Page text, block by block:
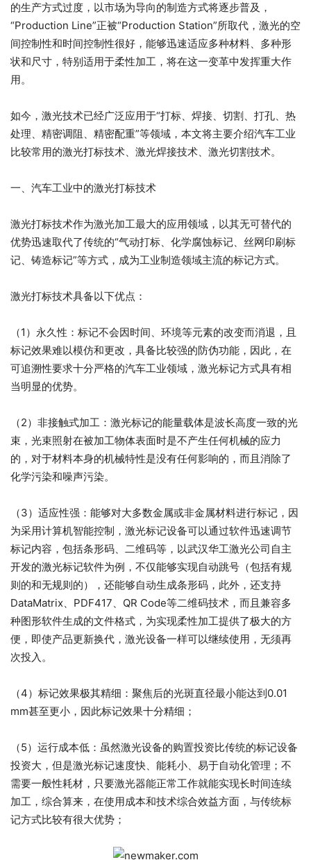
的生产方式过度，以市场为导向的制造方式将逐步普及，
“Production Line”正被“Production Station”所取代，激光的空
间控制性和时间控制性很好，能够迅速适应多种材料、多种形
状和尺寸，特别适用于柔性加工，将在这一变革中发挥重大作
用。
如今，激光技术已经广泛应用于“打标、焊接、切割、打孔、热
处理、精密调阻、精密配重”等领域，本文将主要介绍汽车工业
比较常用的激光打标技术、激光焊接技术、激光切割技术。
一、汽车工业中的激光打标技术
激光打标技术作为激光加工最大的应用领域，以其无可替代的
优势迅速取代了传统的“气动打标、化学腐蚀标记、丝网印刷标
记、铸造标记”等方式，成为工业制造领域主流的标记方式。
激光打标技术具备以下优点：
（1）永久性：标记不会因时间、环境等元素的改变而消退，且
标记效果难以模仿和更改，具备比较强的防伪功能，因此，在
可追溯性要求十分严格的汽车工业领域，激光标记方式具有相
当明显的优势。
（2）非接触式加工：激光标记的能量载体是波长高度一致的光
束，光束照射在被加工物体表面时是不产生任何机械的应力
的，对于材料本身的机械特性是没有任何影响的，而且消除了
化学污染和噪声污染。
（3）适应性强：能够对大多数金属或非金属材料进行标记，因
为采用计算机智能控制，激光标记设备可以通过软件迅速调节
标记内容，包括条形码、二维码等，以武汉华工激光公司自主
开发的激光标记软件为例，不仅能够实现自动跳号（包括有规
则的和无规则的），还能够自动生成条形码，此外，还支持
DataMatrix、PDF417、QR Code等二维码技术，而且兼容多
种图形软件生成的文件格式，为实现柔性加工提供了极大的方
便，即使产品更新换代，激光设备一样可以继续使用，无须再
次投入。
（4）标记效果极其精细：聚焦后的光斑直径最小能达到0.01
mm甚至更小，因此标记效果十分精细；
（5）运行成本低：虽然激光设备的购置投资比传统的标记设备
投资大，但是激光标记速度快、能耗小、易于自动化管理；不
需要一般性耗材，只要激光器能正常工作就能实现长时间连续
加工，综合算来，在使用成本和技术综合效益方面，与传统标
记方式比较有很大优势；